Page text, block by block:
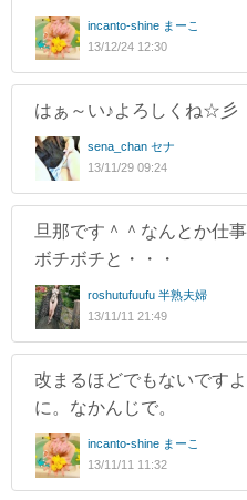
incanto-shine まーこ
13/12/24 12:30
はぁ～い♪よろしくね☆彡
sena_chan セナ
13/11/29 09:24
旦那です＾＾なんとか仕
ボチボチと・・・
roshutufuufu 半熟夫婦
13/11/11 21:49
改まるほどでもないです
に。なかんじで。
incanto-shine まーこ
13/11/11 11:32